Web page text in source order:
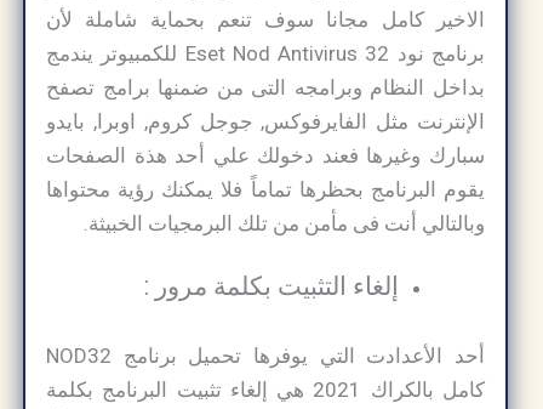
الاخير كامل مجانا سوف تنعم بحماية شاملة لأن
برنامج نود 32 Eset Nod Antivirus للكمبيوتر يندمج
بداخل النظام وبرامجه التى من ضمنها برامج تصفح
الإنترنت مثل الفايرفوكس, جوجل كروم, اوبرا, بايدو
سبارك وغيرها فعند دخولك علي أحد هذة الصفحات
يقوم البرنامج بحظرها تماماً فلا يمكنك رؤية محتواها
وبالتالي أنت فى مأمن من تلك البرمجيات الخبيثة.
إلغاء التثبيت بكلمة مرور :
أحد الأعدادت التي يوفرها تحميل برنامج NOD32
كامل بالكراك 2021 هي إلغاء تثبيت البرنامج بكلمة